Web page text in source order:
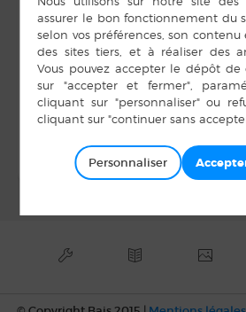
14 h 00 min à 18 h 00
min
LIEU
Salle Unisson
Personnaliser